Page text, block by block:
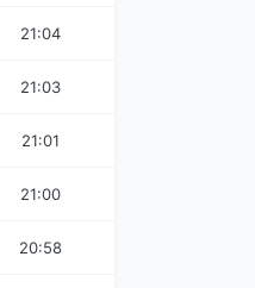
21:04
21:03
21:01
21:00
20:58